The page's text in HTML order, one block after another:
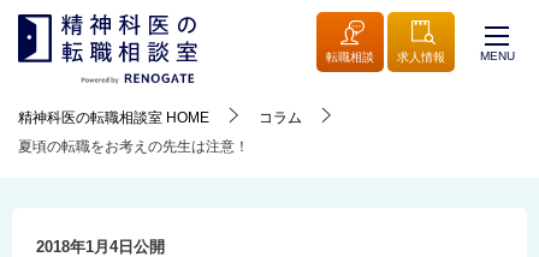
転職相談 求人情報 MENU
精神科医の転職相談室 HOME
コラム
夏頃の転職をお考えの先生は注意！
2018年1月4日 公開